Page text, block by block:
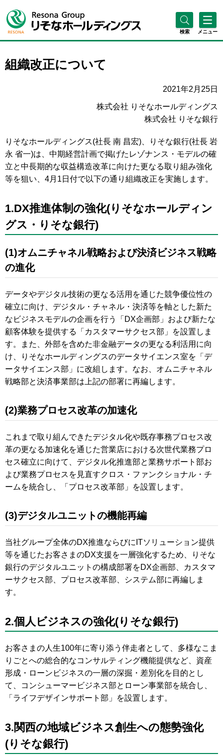
検索 メニュー
組織改正について
2021年2月25日
株式会社 りそなホールディングス
株式会社 りそな銀行
りそなホールディングス(社長 南 昌宏)、りそな銀行(社長 岩
永 省一)は、中期経営計画で掲げたレゾナンス・モデルの確
立と中長期的な収益構造改革に向けた更なる取り組み強化
等を狙い、4月1日付で以下の通り組織改正を実施します。
1.DX推進体制の強化(りそなホールディン
グス・りそな銀行)
(1)オムニチャネル戦略および決済ビジネス戦略
の進化
データやデジタル技術の更なる活用を通じた競争優位性の
確立に向け、デジタル・チャネル・決済等を軸とした新た
なビジネスモデルの企画を行う「DX企画部」および新たな
顧客体験を提供する「カスタマーサクセス部」を設置しま
す。また、外部を含めた非金融データの更なる利活用に向
け、りそなホールディングスのデータサイエンス室を「デ
ータサイエンス部」に改組します。なお、オムニチャネル
戦略部と決済事業部は上記の部署に再編します。
(2)業務プロセス改革の加速化
これまで取り組んできたデジタル化や既存事務プロセス改
革の更なる加速化を通じた営業店における次世代業務プロ
セス確立に向けて、デジタル化推進部と業務サポート部お
よび業務プロセスを見直すクロス・ファンクショナル・チ
ームを統合し、「プロセス改革部」を設置します。
(3)デジタルユニットの機能再編
当社グループ全体のDX推進ならびにITソリューション提供
等を通じたお客さまのDX支援を一層強化するため、りそな
銀行のデジタルユニットの構成部署をDX企画部、カスタマ
ーサクセス部、プロセス改革部、システム部に再編しま
す。
2.個人ビジネスの強化(りそな銀行)
お客さまの人生100年に寄り添う伴走者として、多様なこま
りごとへの総合的なコンサルティング機能提供など、資産
形成・ローンビジネスの一層の深掘・差別化を目的とし
て、コンシューマービジネス部とローン事業部を統合し、
「ライフデザインサポート部」を設置します。
3.関西の地域ビジネス創生への態勢強化
(りそな銀行)